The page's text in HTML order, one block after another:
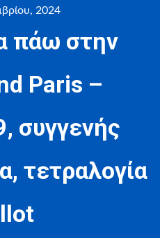
2024
πάω στην
Paris –
συγγενής
τετραλογία